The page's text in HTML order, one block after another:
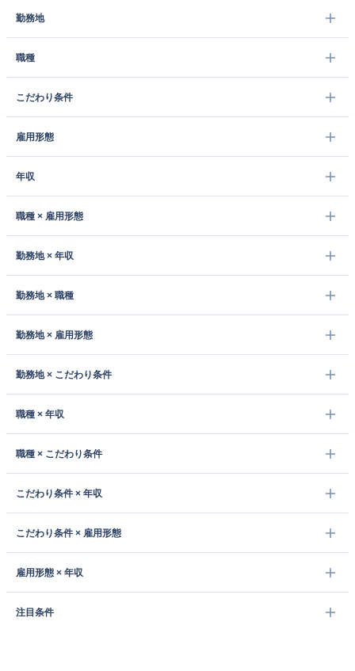
勤務地
職種
こだわり条件
雇用形態
年収
職種 × 雇用形態
勤務地 × 年収
勤務地 × 職種
勤務地 × 雇用形態
勤務地 × こだわり条件
職種 × 年収
職種 × こだわり条件
こだわり条件 × 年収
こだわり条件 × 雇用形態
雇用形態 × 年収
注目条件